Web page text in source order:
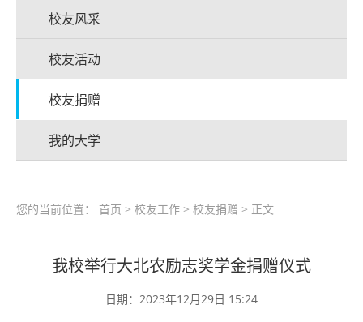
校友风采
校友活动
校友捐赠
我的大学
您的当前位置： 首页 > 校友工作 > 校友捐赠 > 正文
我校举行大北农励志奖学金捐赠仪式
日期：2023年12月29日 15:24